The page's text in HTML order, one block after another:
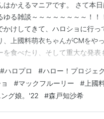
はかえるマニアです。 さて本
ゆる雑談～～～～～～～～！！
かけしてきて、ハロショに行っ
、上國料萌衣ちゃんがCMをや
を食べたり、そして重大な発表
は早速！ ハロショ行って爆買
クフルーリー 耐えられん森戸知
#ハロプロ #ハロー！プロジェ
#マックフルーリー #上國
グ娘。'22 #森戸知沙希